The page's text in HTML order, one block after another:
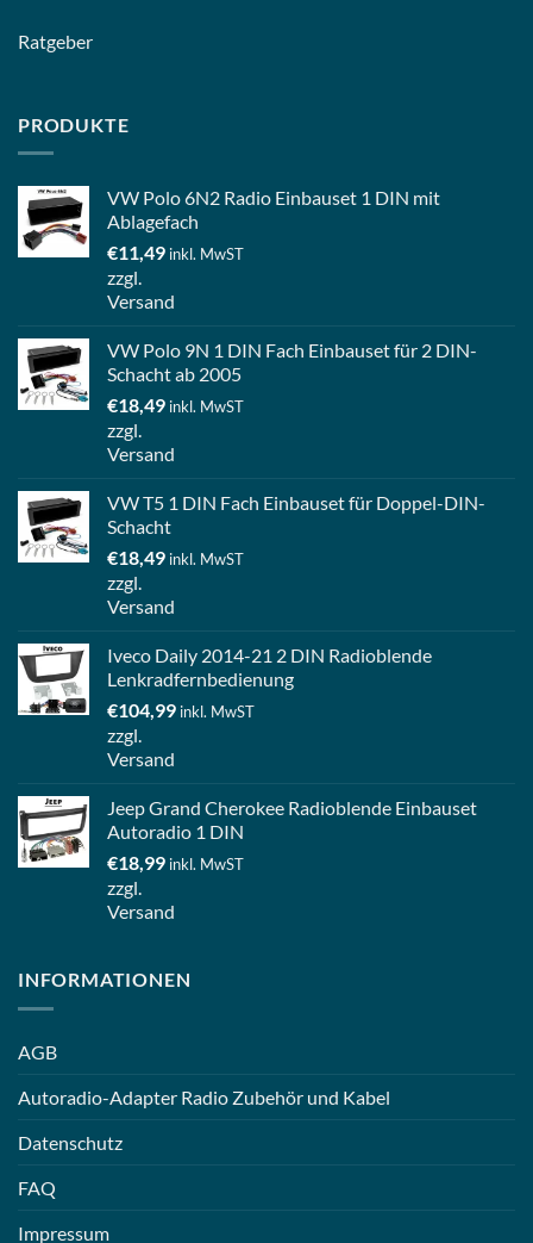
Ratgeber
PRODUKTE
VW Polo 6N2 Radio Einbauset 1 DIN mit
Ablagefach
€11,49 inkl. MwST
zzgl.
Versand
VW Polo 9N 1 DIN Fach Einbauset für 2 DIN-
Schacht ab 2005
€18,49 inkl. MwST
zzgl.
Versand
VW T5 1 DIN Fach Einbauset für Doppel-DIN-
Schacht
€18,49 inkl. MwST
zzgl.
Versand
Iveco Daily 2014-21 2 DIN Radioblende
Lenkradfernbedienung
€104,99 inkl. MwST
zzgl.
Versand
Jeep Grand Cherokee Radioblende Einbauset
Autoradio 1 DIN
€18,99 inkl. MwST
zzgl.
Versand
INFORMATIONEN
AGB
Autoradio-Adapter Radio Zubehör und Kabel
Datenschutz
FAQ
Impressum